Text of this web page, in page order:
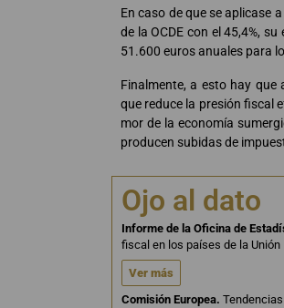
En caso de que se aplicase
de la OCDE con el 45,4%,
51.600 euros anuales para
Finalmente, a esto hay que
que reduce la presión fiscal
mor de la economía
producen subidas de
Ojo al dato
Informe de la Oficina de
fiscal en los países de la Unión
Ver más
Comisión Europea.